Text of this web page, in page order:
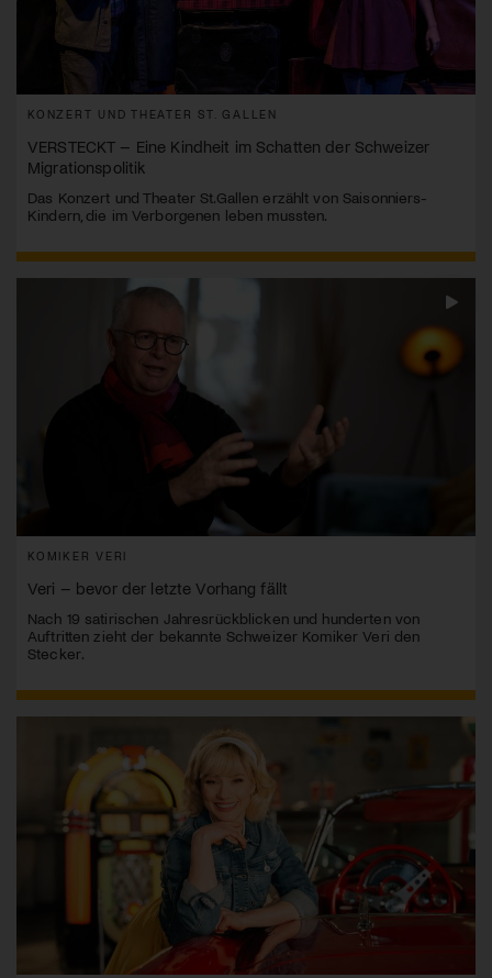
KONZERT UND THEATER ST. GALLEN
VERSTECKT – Eine Kindheit im Schatten der Schweizer
Migrationspolitik
Das Konzert und Theater St.Gallen erzählt von Saisonniers-
Kindern, die im Verborgenen leben mussten.
KOMIKER VERI
Veri – bevor der letzte Vorhang fällt
Nach 19 satirischen Jahresrückblicken und hunderten von
Auftritten zieht der bekannte Schweizer Komiker Veri den
Stecker.